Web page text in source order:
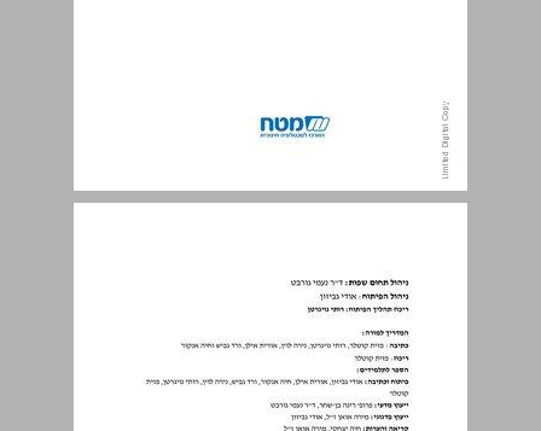
מדריך למורה מילה טובה מאוד עברית לכיתה ה ... 0